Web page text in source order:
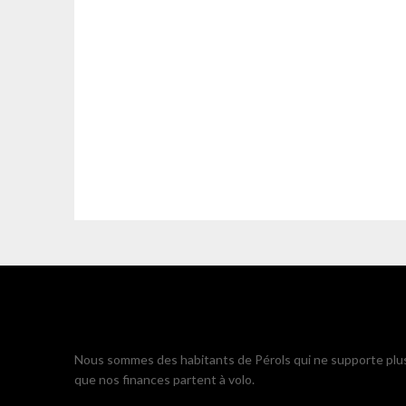
Nous sommes des habitants de Pérols qui ne supporte
que nos finances partent à volo.